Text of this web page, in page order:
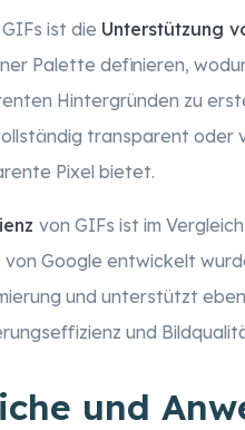
ist die Unterstützung
Palette definieren,
Hintergründen zu
transparent oder
Pixel bietet.
von GIFs ist im
von Google entwickelt
und unterstützt
und
und